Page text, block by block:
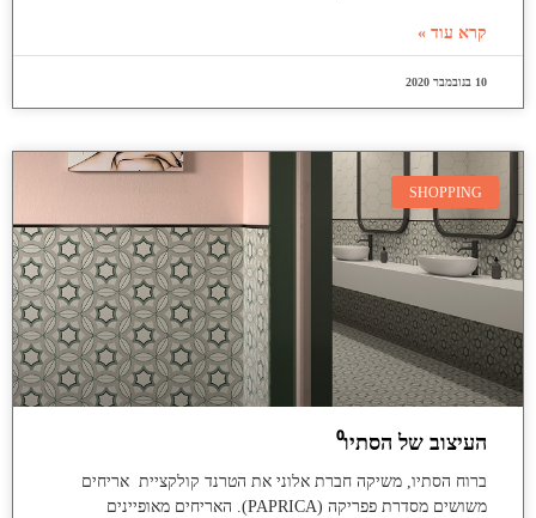
קרא עוד »
10 בנובמבר 2020
SHOPPING
העיצוב של הסתיו⁰
ברוח הסתיו, משיקה חברת אלוני את הטרנד קולקציית אריחים
משושים מסדרת פפריקה (PAPRICA). האריחים מאופיינים